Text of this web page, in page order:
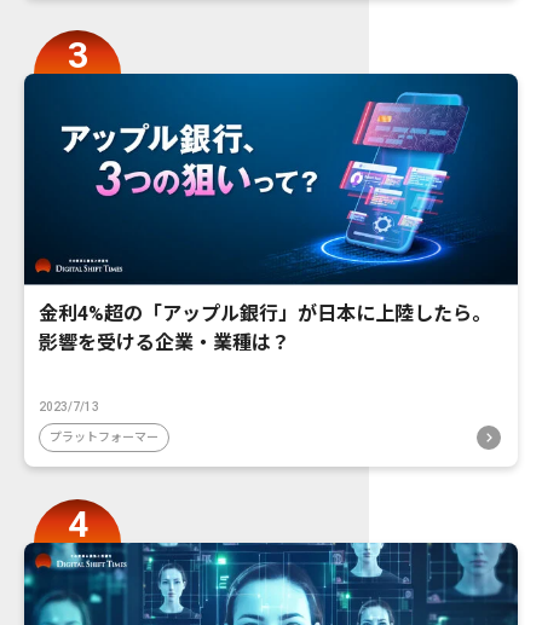
金利4%超の「アップル銀行」が日本に上陸したら。
影響を受ける企業・業種は？
2023/7/13
プラットフォーマー